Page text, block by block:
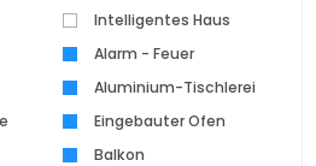
Intelligentes Haus
Alarm - Feuer
Aluminium-Tischlerei
Eingebauter Ofen
Balkon